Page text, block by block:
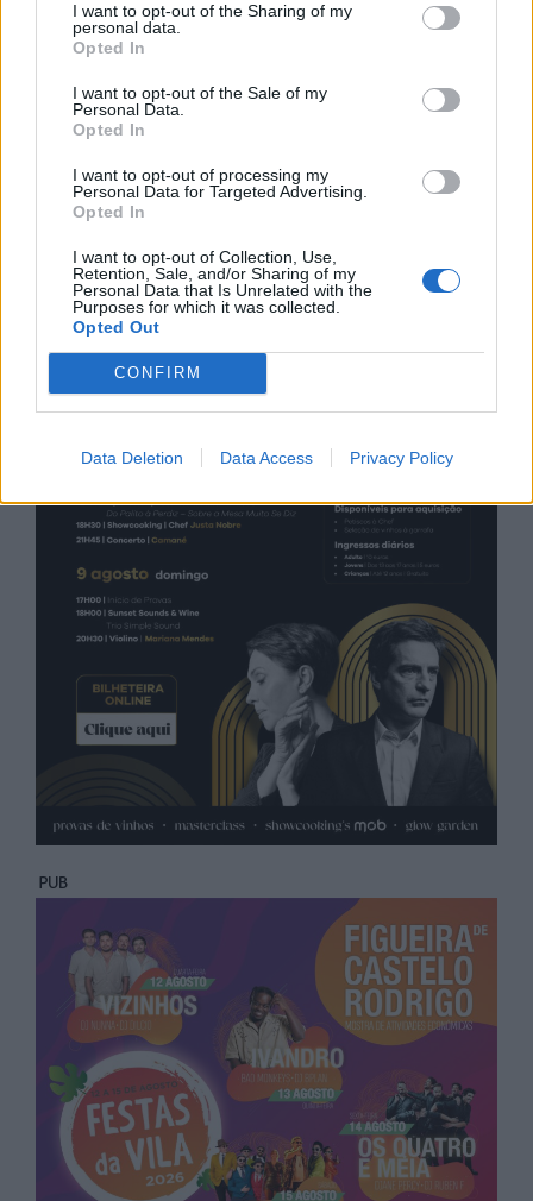
I want to opt-out of the Sharing of my
personal data.
Opted In
I want to opt-out of the Sale of my
Personal Data.
Opted In
I want to opt-out of processing my
Personal Data for Targeted Advertising.
Opted In
I want to opt-out of Collection, Use,
Retention, Sale, and/or Sharing of my
Personal Data that Is Unrelated with the
Purposes for which it was collected.
Opted Out
CONFIRM
Data Deletion Data Access Privacy Policy